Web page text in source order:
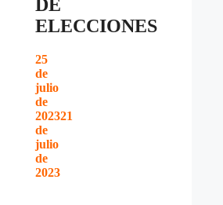
DE
ELECCIONES
25
de
julio
de
202321
de
julio
de
2023